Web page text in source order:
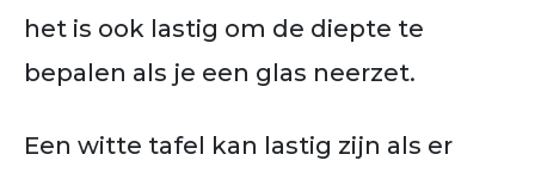
het is ook lastig om de diepte te
bepalen als je een glas neerzet.
Een witte tafel kan lastig zijn als er